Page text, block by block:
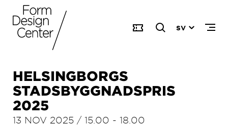
SV
HELSINGBORGS
STADSBYGGNADSPRIS
2025
13 NOV 2025 / 15.00 - 18.00